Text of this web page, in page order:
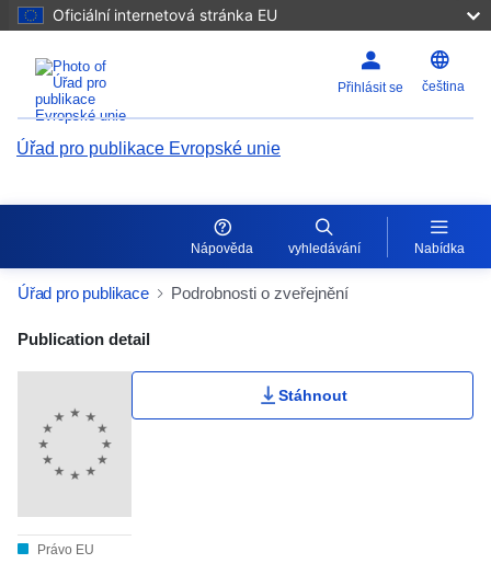
Oficiální internetová stránka EU
Přihlásit se čeština
Úřad pro publikace Evropské unie
Nápověda vyhledávání Nabídka
Úřad pro publikace Podrobnosti o zveřejnění
Publication Detail Actions Portlet
Uživatelské hodnocení
Publication detail
Právo EU
Stáhnout